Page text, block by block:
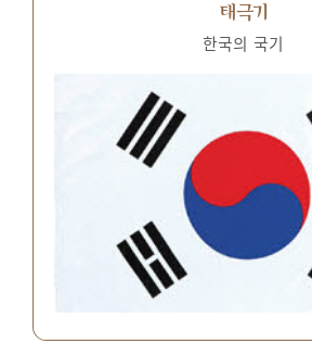
태극기
한국의 국기